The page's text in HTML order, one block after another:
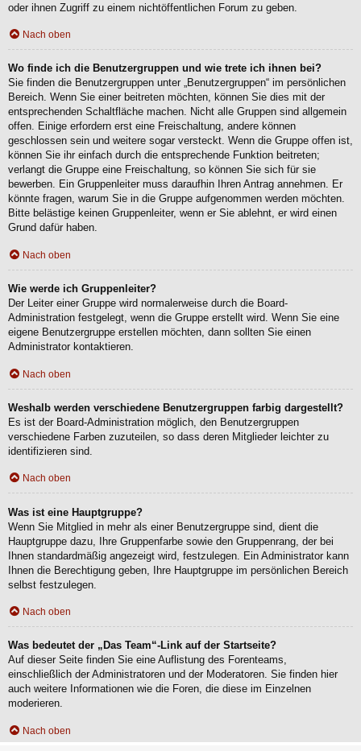
oder ihnen Zugriff zu einem nichtöffentlichen Forum zu geben.
Nach oben
Wo finde ich die Benutzergruppen und wie trete ich ihnen bei?
Sie finden die Benutzergruppen unter „Benutzergruppen“ im persönlichen
Bereich. Wenn Sie einer beitreten möchten, können Sie dies mit der
entsprechenden Schaltfläche machen. Nicht alle Gruppen sind allgemein
offen. Einige erfordern erst eine Freischaltung, andere können
geschlossen sein und weitere sogar versteckt. Wenn die Gruppe offen ist,
können Sie ihr einfach durch die entsprechende Funktion beitreten;
verlangt die Gruppe eine Freischaltung, so können Sie sich für sie
bewerben. Ein Gruppenleiter muss daraufhin Ihren Antrag annehmen. Er
könnte fragen, warum Sie in die Gruppe aufgenommen werden möchten.
Bitte belästige keinen Gruppenleiter, wenn er Sie ablehnt, er wird einen
Grund dafür haben.
Nach oben
Wie werde ich Gruppenleiter?
Der Leiter einer Gruppe wird normalerweise durch die Board-
Administration festgelegt, wenn die Gruppe erstellt wird. Wenn Sie eine
eigene Benutzergruppe erstellen möchten, dann sollten Sie einen
Administrator kontaktieren.
Nach oben
Weshalb werden verschiedene Benutzergruppen farbig dargestellt?
Es ist der Board-Administration möglich, den Benutzergruppen
verschiedene Farben zuzuteilen, so dass deren Mitglieder leichter zu
identifizieren sind.
Nach oben
Was ist eine Hauptgruppe?
Wenn Sie Mitglied in mehr als einer Benutzergruppe sind, dient die
Hauptgruppe dazu, Ihre Gruppenfarbe sowie den Gruppenrang, der bei
Ihnen standardmäßig angezeigt wird, festzulegen. Ein Administrator kann
Ihnen die Berechtigung geben, Ihre Hauptgruppe im persönlichen Bereich
selbst festzulegen.
Nach oben
Was bedeutet der „Das Team“-Link auf der Startseite?
Auf dieser Seite finden Sie eine Auflistung des Forenteams,
einschließlich der Administratoren und der Moderatoren. Sie finden hier
auch weitere Informationen wie die Foren, die diese im Einzelnen
moderieren.
Nach oben